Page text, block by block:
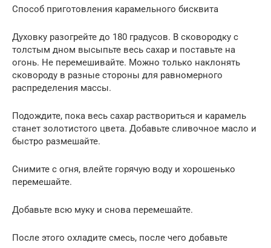
Способ приготовления карамельного бисквита
Духовку разогрейте до 180 градусов. В сковородку с
толстым дном высыпьте весь сахар и поставьте на
огонь. Не перемешивайте. Можно только наклонять
сковороду в разные стороны для равномерного
распределения массы.
Подождите, пока весь сахар раствориться и карамель
станет золотистого цвета. Добавьте сливочное масло и
быстро размешайте.
Снимите с огня, влейте горячую воду и хорошенько
перемешайте.
Добавьте всю муку и снова перемешайте.
После этого охладите смесь, после чего добавьте